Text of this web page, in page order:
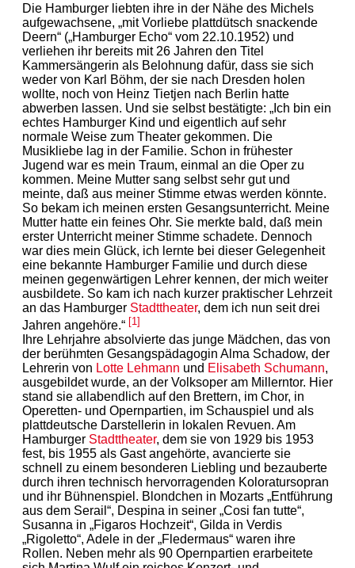
Die Hamburger liebten ihre in der Nähe des Michels
aufgewachsene, „mit Vorliebe plattdütsch snackende
Deern“ („Hamburger Echo“ vom 22.10.1952) und
verliehen ihr bereits mit 26 Jahren den Titel
Kammersängerin als Belohnung dafür, dass sie sich
weder von Karl Böhm, der sie nach Dresden holen
wollte, noch von Heinz Tietjen nach Berlin hatte
abwerben lassen. Und sie selbst bestätigte: „Ich bin ein
echtes Hamburger Kind und eigentlich auf sehr
normale Weise zum Theater gekommen. Die
Musikliebe lag in der Familie. Schon in frühester
Jugend war es mein Traum, einmal an die Oper zu
kommen. Meine Mutter sang selbst sehr gut und
meinte, daß aus meiner Stimme etwas werden könnte.
So bekam ich meinen ersten Gesangsunterricht. Meine
Mutter hatte ein feines Ohr. Sie merkte bald, daß mein
erster Unterricht meiner Stimme schadete. Dennoch
war dies mein Glück, ich lernte bei dieser Gelegenheit
eine bekannte Hamburger Familie und durch diese
meinen gegenwärtigen Lehrer kennen, der mich weiter
ausbildete. So kam ich nach kurzer praktischer Lehrzeit
an das Hamburger Stadttheater, dem ich nun seit drei
Jahren angehöre.“ [1]
Ihre Lehrjahre absolvierte das junge Mädchen, das von
der berühmten Gesangspädagogin Alma Schadow, der
Lehrerin von Lotte Lehmann und Elisabeth Schumann,
ausgebildet wurde, an der Volksoper am Millerntor. Hier
stand sie allabendlich auf den Brettern, im Chor, in
Operetten- und Opernpartien, im Schauspiel und als
plattdeutsche Darstellerin in lokalen Revuen. Am
Hamburger Stadttheater, dem sie von 1929 bis 1953
fest, bis 1955 als Gast angehörte, avancierte sie
schnell zu einem besonderen Liebling und bezauberte
durch ihren technisch hervorragenden Koloratursopran
und ihr Bühnenspiel. Blondchen in Mozarts „Entführung
aus dem Serail“, Despina in seiner „Cosi fan tutte“,
Susanna in „Figaros Hochzeit“, Gilda in Verdis
„Rigoletto“, Adele in der „Fledermaus“ waren ihre
Rollen. Neben mehr als 90 Opernpartien erarbeitete